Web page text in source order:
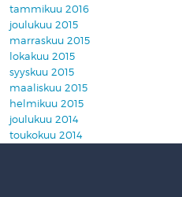
tammikuu 2016
joulukuu 2015
marraskuu 2015
lokakuu 2015
syyskuu 2015
maaliskuu 2015
helmikuu 2015
joulukuu 2014
toukokuu 2014